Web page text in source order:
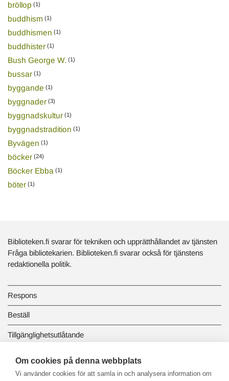
bröllop (1)
buddhism (1)
buddhismen (1)
buddhister(1)
Bush George W. (1)
bussar(1)
byggande (1)
byggnader(3)
byggnadskultur(1)
byggnadstradition (1)
Byvägen (1)
böcker(24)
Böcker Ebba (1)
böter(1)
Biblioteken.fi svarar för tekniken och upprätthållandet av tjänsten
Fråga bibliotekarien. Biblioteken.fi svarar också för tjänstens
redaktionella politik.
Respons
Beställ
Tillgänglighetsutlåtande
Dataskydd och registerbeskrivningar
Länkbiblioteket
Om cookies på denna webbplats
Vi använder cookies för att samla in och analysera information om